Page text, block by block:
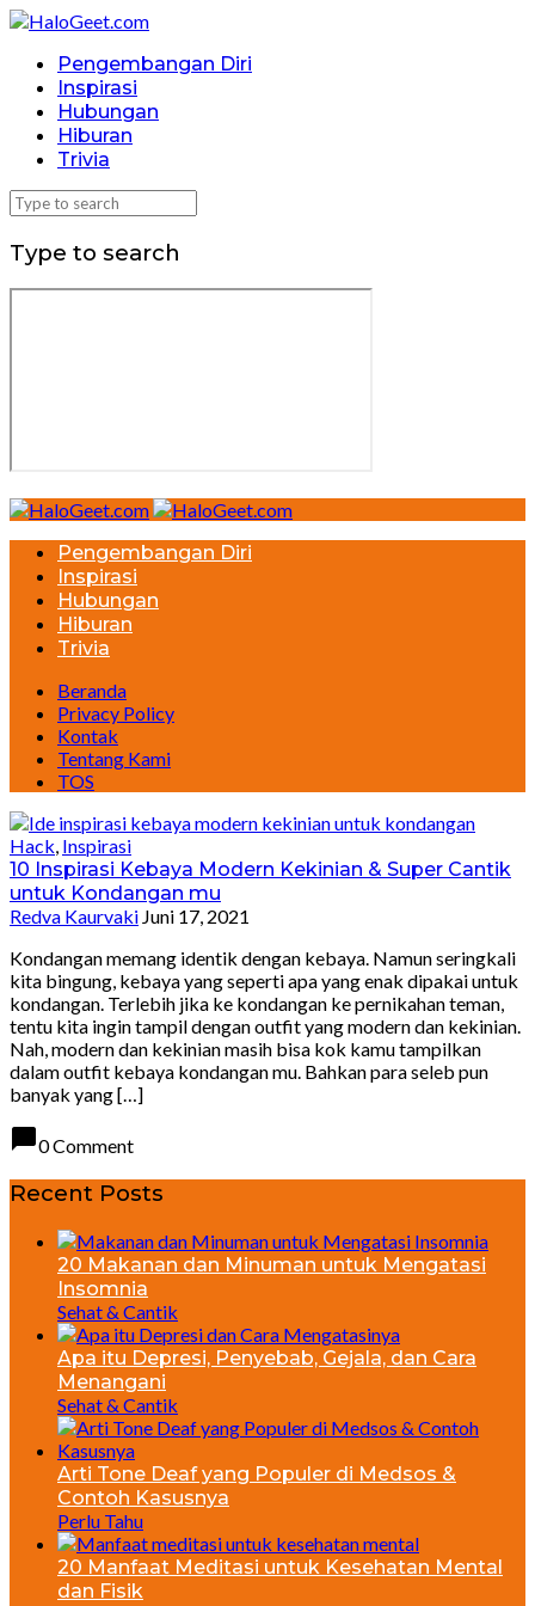
Pengembangan Diri
Inspirasi
Hubungan
Hiburan
Trivia
Type to search
Pengembangan Diri
Inspirasi
Hubungan
Hiburan
Trivia
Beranda
Privacy Policy
Kontak
Tentang Kami
TOS
Hack, Inspirasi
10 Inspirasi Kebaya Modern Kekinian & Super Cantik
untuk Kondangan mu
Redva Kaurvaki Juni 17, 2021
Kondangan memang identik dengan kebaya. Namun seringkali
kita bingung, kebaya yang seperti apa yang enak dipakai untuk
kondangan. Terlebih jika ke kondangan ke pernikahan teman,
tentu kita ingin tampil dengan outfit yang modern dan kekinian.
Nah, modern dan kekinian masih bisa kok kamu tampilkan
dalam outfit kebaya kondangan mu. Bahkan para seleb pun
banyak yang […]
chat_bubble0 Comment
Recent Posts
20 Makanan dan Minuman untuk Mengatasi
Insomnia
Sehat & Cantik
Apa itu Depresi, Penyebab, Gejala, dan Cara
Menangani
Sehat & Cantik
Arti Tone Deaf yang Populer di Medsos &
Contoh Kasusnya
Perlu Tahu
20 Manfaat Meditasi untuk Kesehatan Mental
dan Fisik